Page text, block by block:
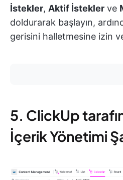
İstekler, Aktif İstekler ve
doldurarak başlayın,
gerisini halletmesine izin
5. ClickUp
İçerik Yönetimi